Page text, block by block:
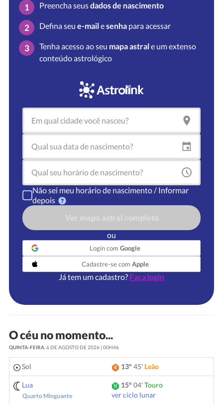
1 Preencha seusdados de nascimento
2 Defina seu e-mailesenha para acessar
3 Tenha acesso ao seu mapa astrale um extenso
conteúdo astrológico
Não sei meu horário de nascimento / Informar
depois
ou
Login com Google
Cadastre-se com Apple
Já tem um cadastro? Faça login
O céu no momento...
QUINTA-FEIRA, 6 DE AGOSTO DE 2026 | 00H46
Sol 13°45' Leão
Lua
Quarto Minguante
15°04'Touro
ver ciclo lunar